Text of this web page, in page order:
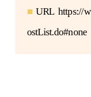
■URL https://
ostList.do#none